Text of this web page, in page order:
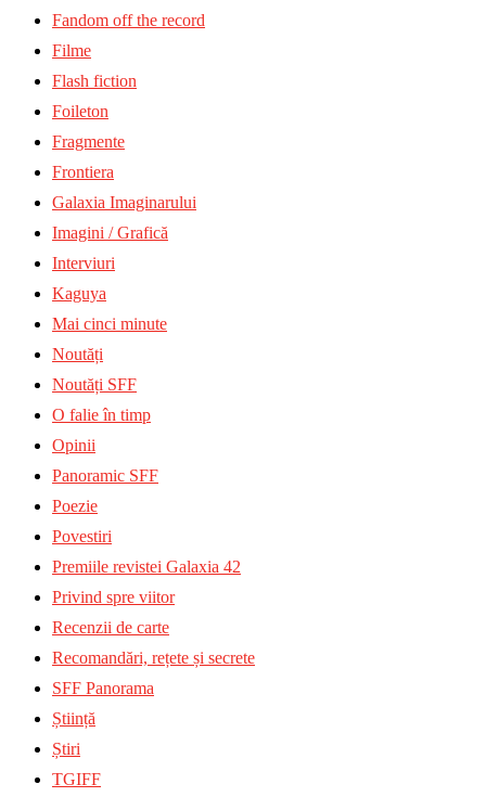
Fandom off the record
Filme
Flash fiction
Foileton
Fragmente
Frontiera
Galaxia Imaginarului
Imagini / Grafică
Interviuri
Kaguya
Mai cinci minute
Noutăți
Noutăți SFF
O falie în timp
Opinii
Panoramic SFF
Poezie
Povestiri
Premiile revistei Galaxia 42
Privind spre viitor
Recenzii de carte
Recomandări, rețete și secrete
SFF Panorama
Știință
Știri
TGIFF